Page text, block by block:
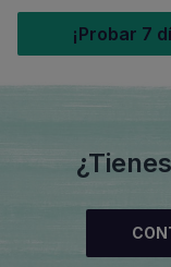
¡Probar 7